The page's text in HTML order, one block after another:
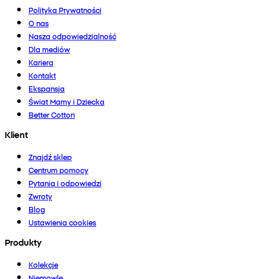
Polityka Prywatności
O nas
Nasza odpowiedzialność
Dla mediów
Kariera
Kontakt
Ekspansja
Świat Mamy i Dziecka
Better Cotton
Klient
Znajdź sklep
Centrum pomocy
Pytania i odpowiedzi
Zwroty
Blog
Ustawienia cookies
Produkty
Kolekcje